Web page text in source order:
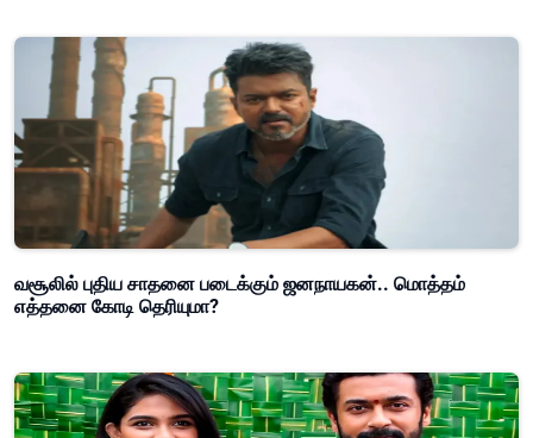
வசூலில் புதிய சாதனை படைக்கும் ஜனநாயகன்.. மொத்தம்
எத்தனை கோடி தெரியுமா?